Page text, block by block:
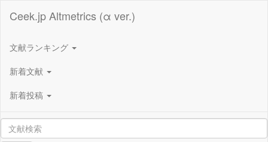
Ceek.jp Altmetrics (α ver.)
文献ランキング
新着文献
新着投稿